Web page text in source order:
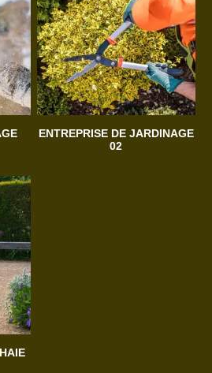
ENTREPRISE DE JARDINAGE
02